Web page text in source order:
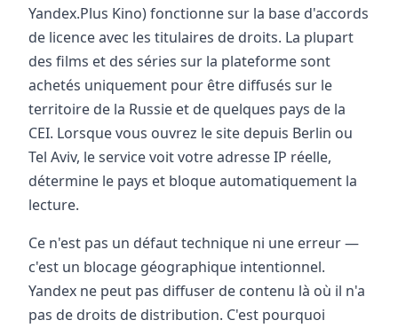
Yandex.Plus Kino) fonctionne sur la base d'accords
de licence avec les titulaires de droits. La plupart
des films et des séries sur la plateforme sont
achetés uniquement pour être diffusés sur le
territoire de la Russie et de quelques pays de la
CEI. Lorsque vous ouvrez le site depuis Berlin ou
Tel Aviv, le service voit votre adresse IP réelle,
détermine le pays et bloque automatiquement la
lecture.
Ce n'est pas un défaut technique ni une erreur —
c'est un blocage géographique intentionnel.
Yandex ne peut pas diffuser de contenu là où il n'a
pas de droits de distribution. C'est pourquoi